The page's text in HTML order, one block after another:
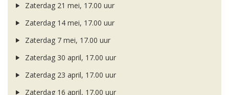
Zaterdag 21 mei, 17.00 uur
Zaterdag 14 mei, 17.00 uur
Zaterdag 7 mei, 17.00 uur
Zaterdag 30 april, 17.00 uur
Zaterdag 23 april, 17.00 uur
Zaterdag 16 april, 17.00 uur